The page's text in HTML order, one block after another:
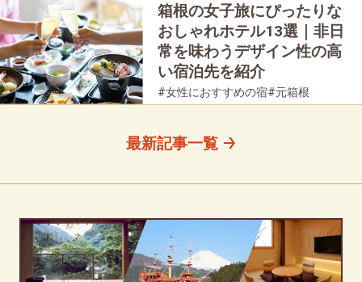
箱根の女子旅にぴったりな
おしゃれホテル13選｜非日
常を味わうデザイン性の高
い宿泊先を紹介
#女性におすすめの宿#元箱根
#箱根湯本#宮ノ下#強羅#仙石原
#宿泊#母と娘で
最新記事一覧